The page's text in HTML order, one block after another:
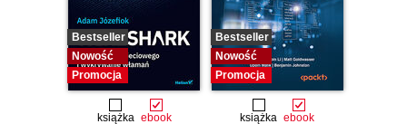
Bestseller
Nowość
Promocja
książka ebook
Bestseller
Nowość
Promocja
książka ebook